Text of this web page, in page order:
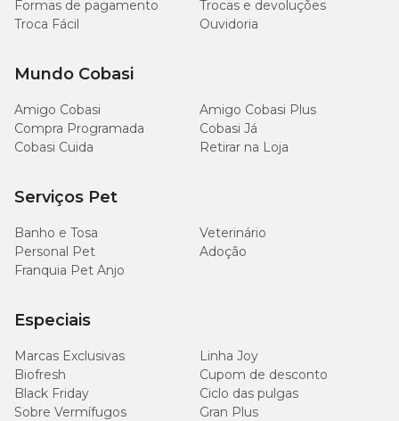
Formas de pagamento
Trocas e devoluções
Troca Fácil
Ouvidoria
Mundo Cobasi
Amigo Cobasi
Amigo Cobasi Plus
Compra Programada
Cobasi Já
Cobasi Cuida
Retirar na Loja
Serviços Pet
Banho e Tosa
Veterinário
Personal Pet
Adoção
Franquia Pet Anjo
Especiais
Marcas Exclusivas
Linha Joy
Biofresh
Cupom de desconto
Black Friday
Ciclo das pulgas
Sobre Vermífugos
Gran Plus